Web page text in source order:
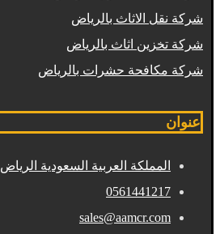
شركة نقل الاثاث بالرياض
شركة تخزين اثاث بالرياض
شركة مكافحة حشرات بالرياض
عنوان
المملكة العربية السعودية الرياض
0561441217
sales@aamcr.com